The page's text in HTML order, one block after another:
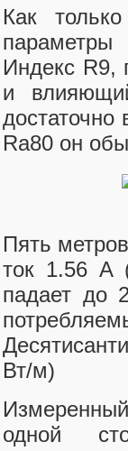
Как
Индекс R9,
и
достаточно
Ra80 он
Пять
ток 1.56 A
падает до
Вт/м)
одной